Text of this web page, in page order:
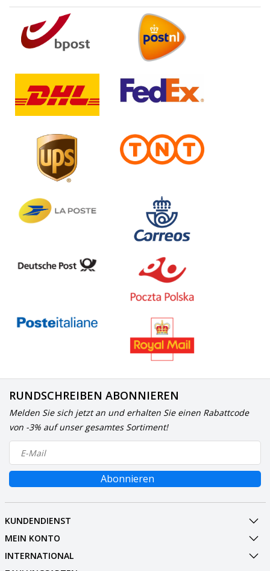
RUNDSCHREIBEN ABONNIEREN
Melden Sie sich jetzt an und erhalten Sie einen Rabattcode
von -3% auf unser gesamtes Sortiment!
Abonnieren
KUNDENDIENST
MEIN KONTO
INTERNATIONAL